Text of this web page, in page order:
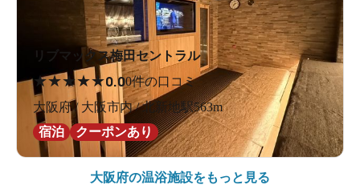
リブマックス梅田セントラル
★★★★★0.00件の口コミ
大阪府 / 大阪市内 / 北新地駅563m
宿泊
クーポンあり
大阪府の温浴施設をもっと見る